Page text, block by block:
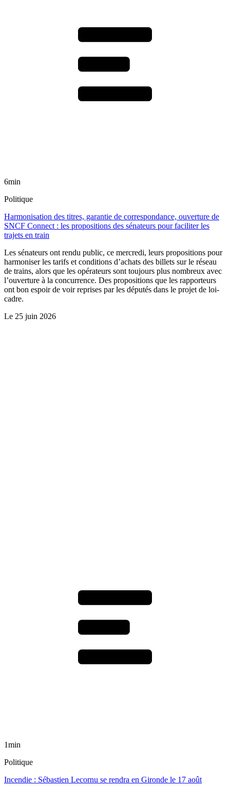
6min
Politique
Harmonisation des titres, garantie de correspondance, ouverture de
SNCF Connect : les propositions des sénateurs pour faciliter les
trajets en train
Les sénateurs ont rendu public, ce mercredi, leurs propositions pour
harmoniser les tarifs et conditions d’achats des billets sur le réseau
de trains, alors que les opérateurs sont toujours plus nombreux avec
l’ouverture à la concurrence. Des propositions que les rapporteurs
ont bon espoir de voir reprises par les députés dans le projet de loi-
cadre.
Le 25 juin 2026
1min
Politique
Incendie : Sébastien Lecornu se rendra en Gironde le 17 août